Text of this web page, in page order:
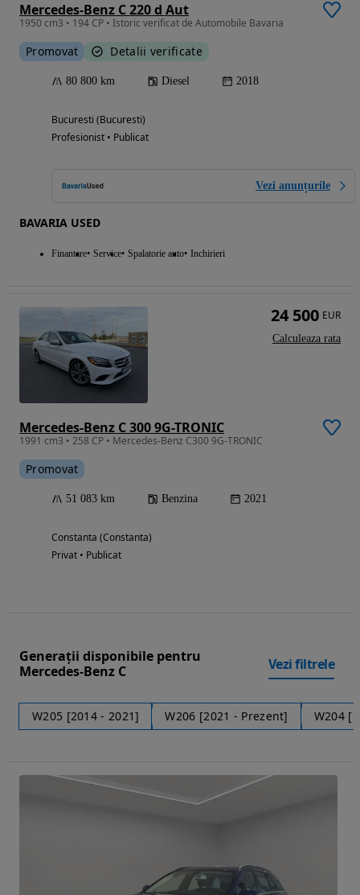
Mercedes-Benz C 220 d Aut
1950 cm3 • 194 CP • Istoric verificat de Automobile Bavaria
Promovat Detalii verificate
80 800 km Diesel 2018
Bucuresti (Bucuresti)
Profesionist • Publicat
Vezi anunțurile
BAVARIA USED
Finantare Service Spalatorie auto Inchirieri
Mercedes-Benz C 300 9G-TRONIC
1991 cm3 • 258 CP • Mercedes-Benz C300 9G-TRONIC
Promovat
51 083 km Benzina 2021
Constanta (Constanta)
Privat • Publicat
24 500 EUR
Calculeaza rata
Generații disponibile pentru
Mercedes-Benz C
Vezi filtrele
W205 [2014 - 2021] W206 [2021 - Prezent] W204